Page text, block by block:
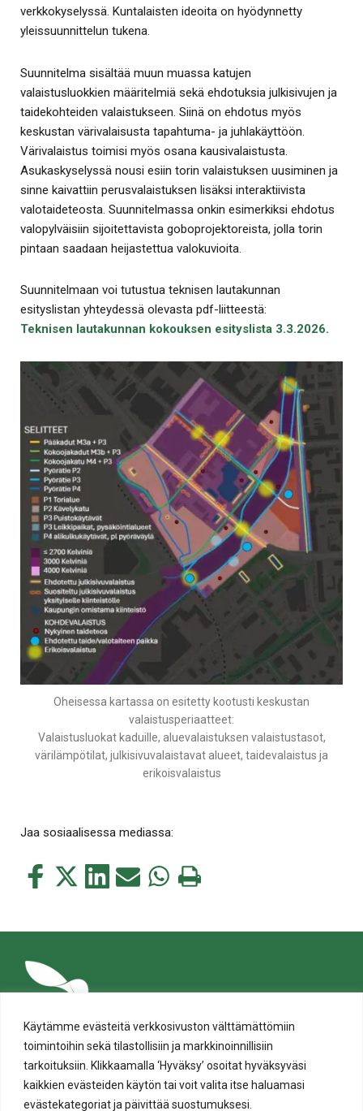
Käytämme evästeitä verkkosivuston välttämättömiin
toimintoihin sekä tilastollisiin ja markkinoinnillisiin
tarkoituksiin. Klikkaamalla ‘Hyväksy’ osoitat hyväksyväsi
kaikkien evästeiden käytön tai voit valita itse haluamasi
evästekategoriat ja päivittää suostumuksesi.
verkkokyselyssä. Kuntalaisten ideoita on hyödynnetty
yleissuunnittelun tukena.
Suunnitelma sisältää muun muassa katujen
valaistusluokkien määritelmiä sekä ehdotuksia julkisivujen ja
taidekohteiden valaistukseen. Siinä on ehdotus myös
keskustan värivalaisusta tapahtuma- ja juhlakäyttöön.
Värivalaistus toimisi myös osana kausivalaistusta.
Asukaskyselyssä nousi esiin torin valaistuksen uusiminen ja
sinne kaivattiin perusvalaistuksen lisäksi interaktiivista
valotaideteosta. Suunnitelmassa onkin esimerkiksi ehdotus
valopylväisiin sijoitettavista goboprojektoreista, jolla torin
pintaan saadaan heijastettua valokuvioita.
Suunnitelmaan voi tutustua teknisen lautakunnan
esityslistan yhteydessä olevasta pdf-liitteestä:
Teknisen lautakunnan kokouksen esityslista 3.3.2026.
Oheisessa kartassa on esitetty kootusti keskustan
valaistusperiaatteet:
Valaistusluokat kaduille, aluevalaistuksen valaistustasot,
värilämpötilat, julkisivuvalaistavat alueet, taidevalaistus ja
erikoisvalaistus
Jaa sosiaalisessa mediassa:
Jaa
Jaa
Jaa Jaa Jaa Tulosta